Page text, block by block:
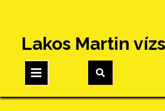
content
Lakos Martin
Button